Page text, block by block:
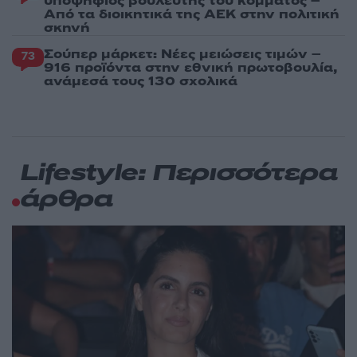
Από τα διοικητικά της ΑΕΚ στην πολιτική
σκηνή
73 Σούπερ μάρκετ: Νέες μειώσεις τιμών –
916 προϊόντα στην εθνική πρωτοβουλία,
ανάμεσά τους 130 σχολικά
Lifestyle: Περισσότερα
άρθρα